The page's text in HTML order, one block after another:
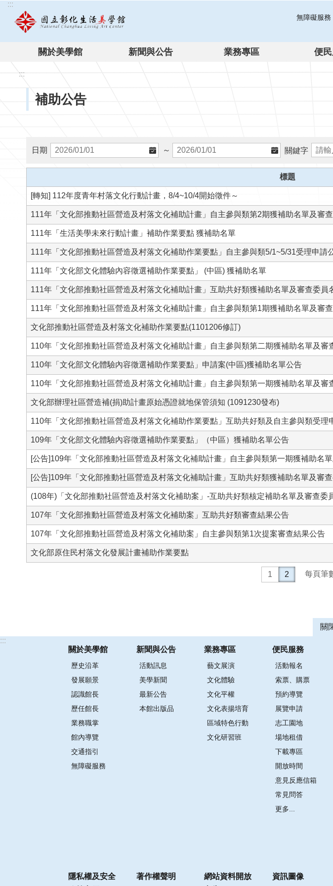
跳到主要內容區塊
:::
無障礙服務
關於美學館 新聞與公告 業務專區 便
:::
補助公告
日期 ～ 關鍵字
標題
[轉知] 112年度青年村落文化行動計畫，8/4~10/4開始徵件～
111年「文化部推動社區營造及村落文化補助計畫」自主參與類第2期獲補助名單及審
111年「生活美學未來行動計畫」補助作業要點 獲補助名單
111年「文化部推動社區營造及村落文化補助作業要點」自主參與類5/1~5/31受理申請
111年「文化部文化體驗內容徵選補助作業要點」 (中區) 獲補助名單
111年「文化部推動社區營造及村落文化補助計畫」互助共好類獲補助名單及審查委員
111年「文化部推動社區營造及村落文化補助計畫」自主參與類第1期獲補助名單及審
文化部推動社區營造及村落文化補助作業要點(1101206修訂)
110年「文化部推動社區營造及村落文化補助計畫」自主參與類第二期獲補助名單及審
110年「文化部文化體驗內容徵選補助作業要點」申請案(中區)獲補助名單公告
110年「文化部推動社區營造及村落文化補助計畫」自主參與類第一期獲補助名單及審
文化部辦理社區營造補(捐)助計畫原始憑證就地保管須知 (1091230發布)
110年「文化部推動社區營造及村落文化補助作業要點」互助共好類及自主參與類受理
109年「文化部文化體驗內容徵選補助作業要點」（中區）獲補助名單公告
[公告]109年「文化部推動社區營造及村落文化補助計畫」自主參與類第一期獲補助名
[公告]109年「文化部推動社區營造及村落文化補助計畫」互助共好類獲補助名單及審
(108年)「文化部推動社區營造及村落文化補助案」-互助共好類核定補助名單及審查委
107年「文化部推動社區營造及村落文化補助案」互助共好類審查結果公告
107年「文化部推動社區營造及村落文化補助案」自主參與類第1次提案審查結果公告
文化部原住民村落文化發展計畫補助作業要點
1 2 每頁筆
關
:::
關於美學館
歷史沿革
發展願景
認識館長
歷任館長
業務職掌
館內導覽
交通指引
無障礙服務
新聞與公告
活動訊息
美學新聞
最新公告
本館出版品
業務專區
藝文展演
文化體驗
文化平權
文化表揚培育
區域特色行動
文化研習班
便民服務
活動報名
索票、購票
預約導覽
展覽申請
志工園地
場地租借
下載專區
開放時間
意見反應信箱
常見問答
更多...
隱私權及安全
著作權聲明
網站資料開放
資訊圖像